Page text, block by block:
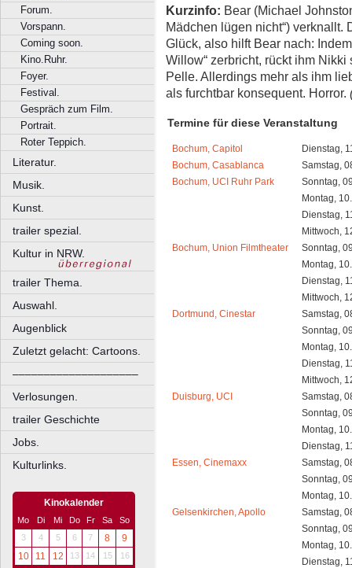
Forum.
Vorspann.
Coming soon.
Kino.Ruhr.
Foyer.
Festival.
Gespräch zum Film.
Portrait.
Roter Teppich.
Literatur.
Musik.
Kunst.
trailer spezial.
Kultur in NRW.
trailer Thema.
Auswahl.
Augenblick
Zuletzt gelacht: Cartoons.
––––––––––––––––––––
Verlosungen.
trailer Geschichte
Jobs.
Kulturlinks.
Kinokalender
Mo Di Mi Do Fr Sa
So
3
4 5 6 7 8
9
10
11 12 13 14 15 16
Kurzinfo: Bear (Michael
Mädchen lügen nicht“)
Glück, also hilft Bear nach:
Willow“ zerbricht, rückt ihm
Pelle. Allerdings mehr als ihm
als furchtbar konsequent. Horror.
Termine für diese Veranstaltung
Bochum, Capitol
Dienstag,
Bochum, Casablanca
Samstag,
Bochum, UCI Ruhr Park
Sonntag,
Montag,
Dienstag,
Mittwoch,
Bochum, Union Filmtheater
Sonntag,
Montag,
Dienstag,
Mittwoch,
Dortmund, Cinestar
Samstag,
Sonntag,
Montag,
Dienstag,
Mittwoch,
Duisburg, UCI
Samstag,
Sonntag,
Montag,
Dienstag,
Essen, Cinemaxx
Samstag,
Sonntag,
Montag,
Gelsenkirchen, Apollo
Samstag,
Sonntag,
Montag,
Dienstag,